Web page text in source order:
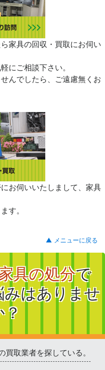
家具の回収・買取にお伺い
にご相談下さい。
んでしたら、ご遠慮無くお
お伺いいたしまして、家具
す。
▲ メニューに戻る
具の処分で
はありませ
買取業者を探している。